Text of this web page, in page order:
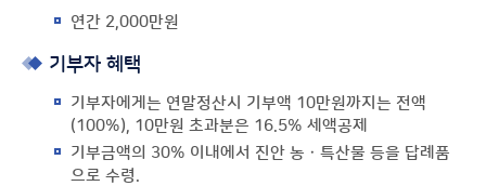
연간 2,000만원
기부자 혜택
기부자에게는 연말정산시 기부액 10만원까지는 전액
(100%), 10만원 초과분은 16.5% 세액공제
기부금액의 30% 이내에서 진안 농ㆍ특산물 등을 답례품
으로 수령.